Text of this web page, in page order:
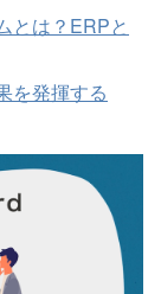
とは？ERPと
を発揮する